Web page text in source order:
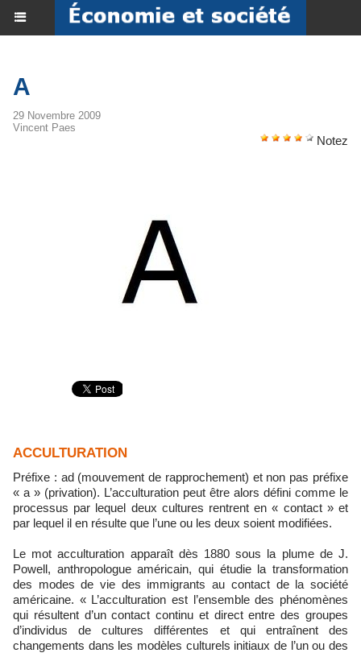
A
29 Novembre 2009
Vincent Paes
Notez
ACCULTURATION
Préfixe : ad (mouvement de rapprochement) et non pas préfixe
« a » (privation). L’acculturation peut être alors défini comme le
processus par lequel deux cultures rentrent en « contact » et
par lequel il en résulte que l’une ou les deux soient modifiées.
Le mot acculturation apparaît dès 1880 sous la plume de J.
Powell, anthropologue américain, qui étudie la transformation
des modes de vie des immigrants au contact de la société
américaine. « L’acculturation est l’ensemble des phénomènes
qui résultent d’un contact continu et direct entre des groupes
d’individus de cultures différentes et qui entraînent des
changements dans les modèles culturels initiaux de l’un ou des